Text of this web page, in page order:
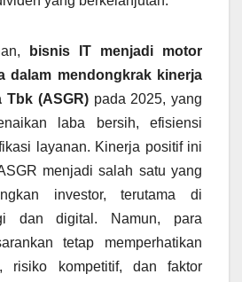
bisnis IT menjadi motor
dalam mendongkrak kinerja
Tbk (ASGR)pada 2025, yang
laba bersih, efisiensi
layanan. Kinerja positif ini
menjadi salah satu yang
investor, terutama di
dan digital. Namun, para
tetap memperhatikan
risiko kompetitif, dan faktor